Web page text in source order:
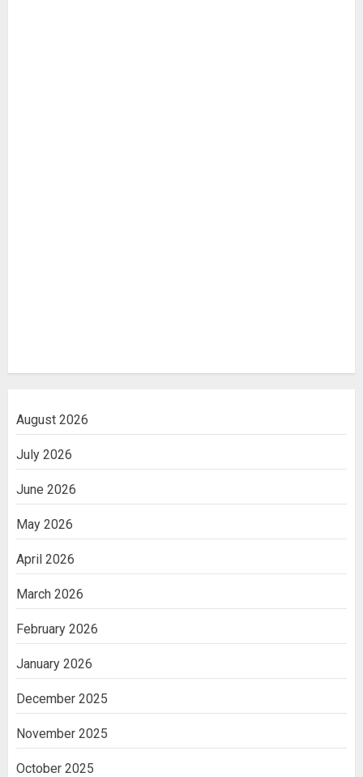
August 2026
July 2026
June 2026
May 2026
April 2026
March 2026
February 2026
January 2026
December 2025
November 2025
October 2025